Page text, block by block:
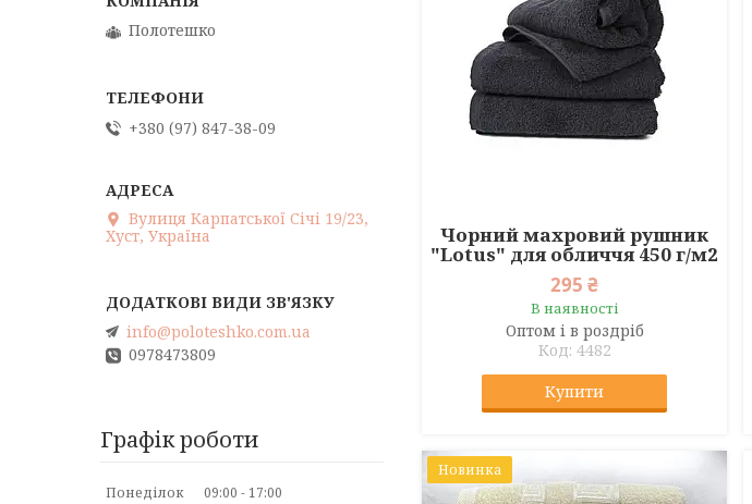
Чорний махровий рушник
"Lotus" для обличчя 450 г/м2
295 ₴
В наявності
Оптом і в роздріб
4482
Купити
Новинка
Полотешко
+380 (97) 847-38-09
Вулиця Карпатської Січі 19/23,
Хуст, Україна
info@poloteshko.com.ua
0978473809
Графік роботи
Понеділок 09:00
17:00